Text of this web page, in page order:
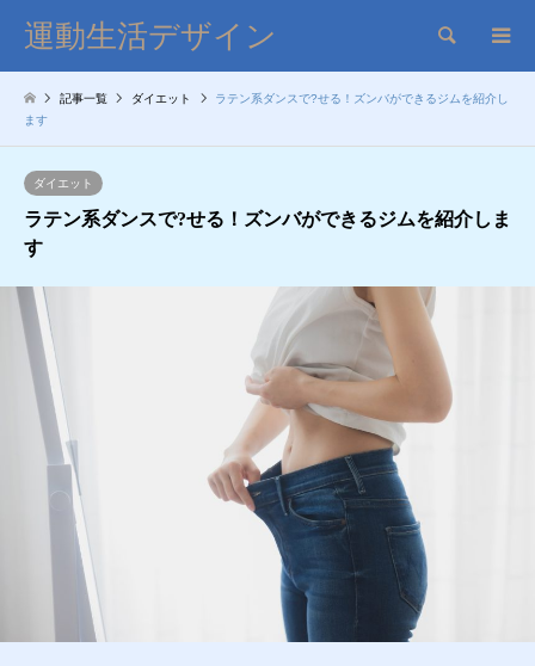
運動生活デザイン 検索
記事一覧 ダイエット
ラテン系ダンスで?せる！ズンバができるジムを紹介し
ます
ダイエット
ラテン系ダンスで?せる！ズンバができるジムを紹介しま
す